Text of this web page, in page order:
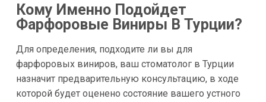
Кому Именно Подойдет
Фарфоровые Виниры В Турции?
Для определения, подходите ли вы для
фарфоровых виниров, ваш стоматолог в Турции
назначит предварительную консультацию, в ходе
которой будет оценено состояние вашего устного